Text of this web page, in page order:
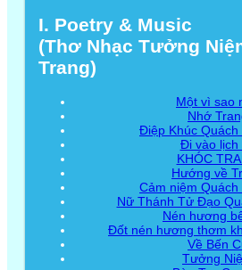
I. Poetry & Music
(Thơ Nhạc Tưởng
Trang)
Một vì sao
Nhớ
Điệp Khúc Quách
Đi vào lịch
KHÓC
Hướng về
Cảm niệm Quách
Nữ Thánh Tử Đạo
Nén hương
Đốt nén hương thơm
Về Bến
Tưởng